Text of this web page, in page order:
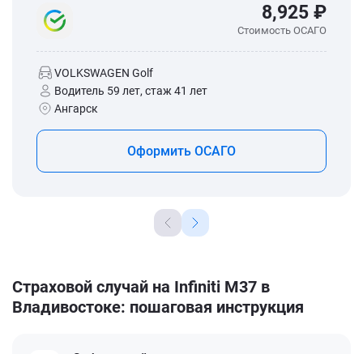
8,925 ₽
Стоимость ОСАГО
VOLKSWAGEN Golf
Водитель 59 лет, стаж 41 лет
Ангарск
Оформить ОСАГО
Страховой случай на Infiniti M37 в
Владивостоке: пошаговая инструкция